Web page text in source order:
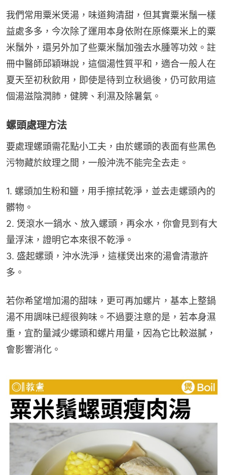
我們常用粟米煲湯，味道夠清甜，但其實粟米鬚一樣
益處多多，今次除了運用本身依附在原條粟米上的粟
米鬚外，還另外加了些粟米鬚加強去水腫等功效。註
冊中醫師邱穎琳說，這個湯性質平和，適合一般人在
夏天至初秋飲用，即使是待到立秋過後，仍可飲用這
個湯滋陰潤肺，健脾、利濕及除暑氣。
螺頭處理方法
要處理螺頭需花點小工夫，由於螺頭的表面有些黑色
污物藏於紋理之間，一般沖洗不能完全去走。
1. 螺頭加生粉和鹽，用手擦拭乾淨，並去走螺頭內的
髒物。
2. 煲滾水一鍋水、放入螺頭，再氽水，你會見到有大
量浮沫，證明它本來很不乾淨。
3. 盛起螺頭，沖水洗淨，這樣煲出來的湯會清澈許
多。
若你希望增加湯的甜味，更可再加螺片，基本上整鍋
湯不用調味已經很夠味。不過要注意的是，若本身濕
重，宜酌量減少螺頭和螺片用量，因為它比較滋膩，
會影響消化。